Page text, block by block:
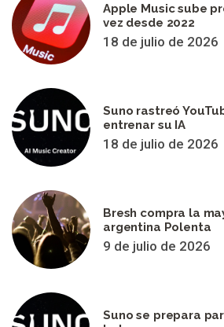
Apple Music sube
vez desde 2022
18 de julio de 2026
Suno rastreó
entrenar su IA
18 de julio de 2026
Bresh compra la
argentina Polenta
9 de julio de 2026
Suno se prepara